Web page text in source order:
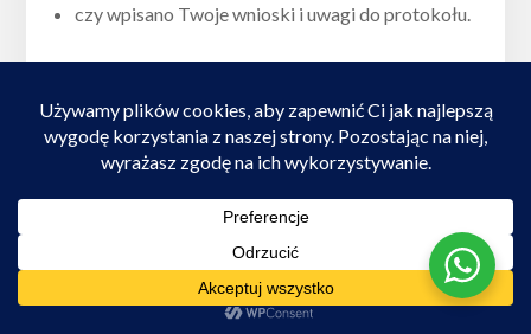
czy wpisano Twoje wnioski i uwagi do protokołu.
poprawki przed podpisaniem. Jeżeli przesłuchujący
odmawia wpisania Twojej uwagi, żądaj
CZY POLICJA MOŻE ZABRAĆ TELEFON,
W sprawach karnych Policja albo prokuratura
mogą żądać wydania rzeczy, zatrzymać rzeczy
Kancelaria Adwokacka Dominik